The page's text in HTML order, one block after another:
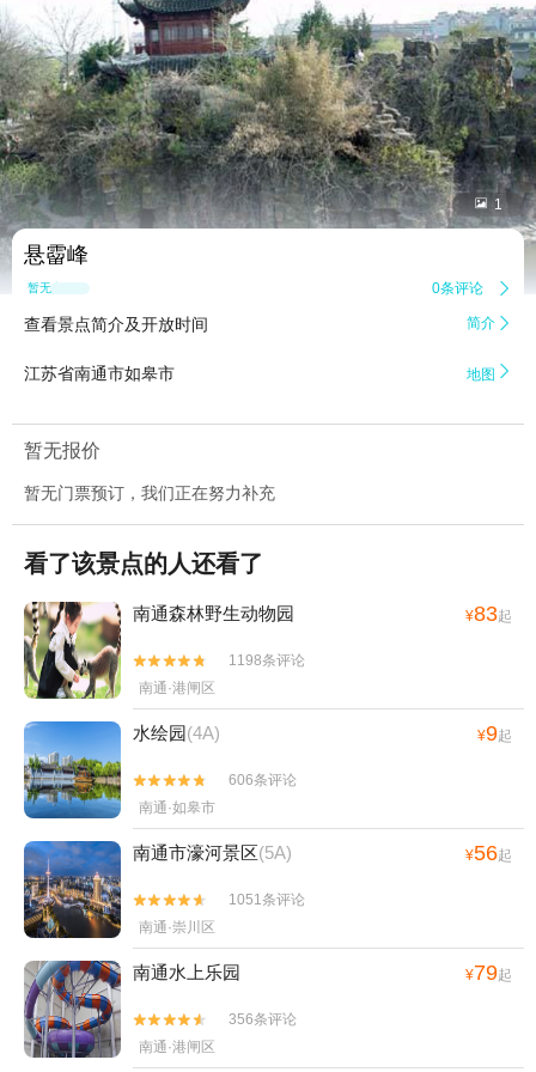
 1
悬霤峰
暂无点评 0条评论 
查看景点简介及开放时间 简介 
江苏省南通市如皋市 地图 
暂无报价
暂无门票预订，我们正在努力补充
看了该景点的人还看了
南通森林野生动物园 ¥83起


1198条评论
南通·港闸区
水绘园(4A) ¥9起


606条评论
南通·如皋市
南通市濠河景区(5A) ¥56起


1051条评论
南通·崇川区
南通水上乐园 ¥79起


356条评论
南通·港闸区
